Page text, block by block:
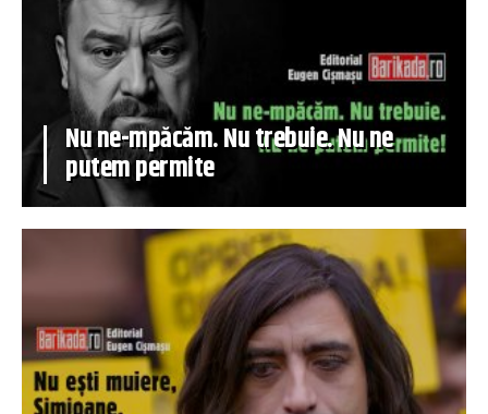
Nu ne-mpăcăm. Nu trebuie. Nu ne
putem permite